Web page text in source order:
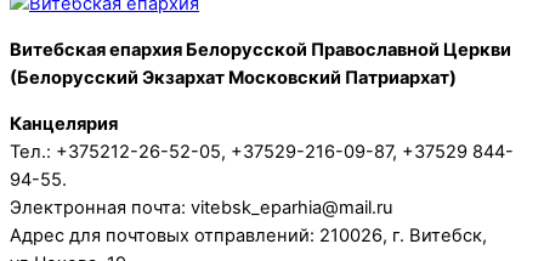
Витебская епархия Белорусской Православной Церкви
(Белорусский Экзархат Московский Патриархат)
Канцелярия
Тел.: +375212-26-52-05, +37529-216-09-87, +37529 844-
94-55.
Электронная почта: vitebsk_eparhia@mail.ru
Адрес для почтовых отправлений: 210026, г. Витебск,